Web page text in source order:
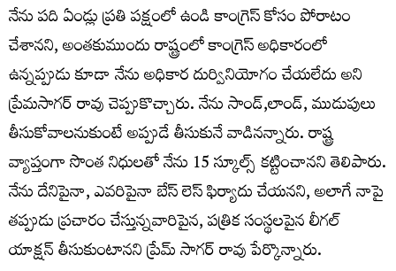
నేను పది ఏండ్లు ప్రతి పక్షంలో ఉండి కాంగ్రెస్ కోసం పోరాటం
చేశానని, అంతకుముందు రాష్ట్రంలో కాంగ్రెస్ అధికారంలో
ఉన్నప్పుడు కూడా నేను అధికార దుర్వినియోగం చేయలేదు అని
ప్రేమసాగర్ రావు చెప్పుకొచ్చారు. నేను సాండ్,లాండ్, ముడుపులు
తీసుకోవాలనుకుంటే అప్పుడే తీసుకునే వాడినన్నారు. రాష్ట్ర
వ్యాప్తంగా సొంత నిధులతో నేను 15 స్కూల్స్ కట్టించానని తెలిపారు.
నేను దేనిపైనా, ఎవరిపైనా బేస్ లెస్ ఫిర్యాదు చేయనని, అలాగే నాపై
తప్పుడు ప్రచారం చేస్తున్నవారిపైన, పత్రిక సంస్థలపైన లీగల్
యాక్షన్ తీసుకుంటానని ప్రేమ్ సాగర్ రావు పేర్కొన్నారు.